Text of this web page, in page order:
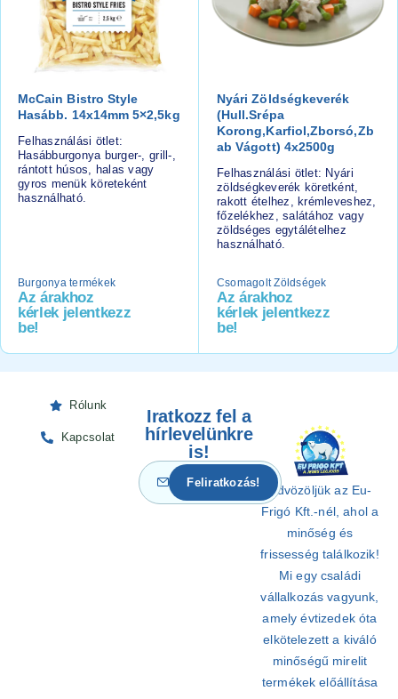
McCain Bistro Style
Hasább. 14x14mm 5×2,5kg
Felhasználási ötlet:
Hasábburgonya burger-, grill-,
rántott húsos, halas vagy
gyros menük köreteként
használható.
Burgonya termékek
Az árakhoz
kérlek jelentkezz
be!
Nyári Zöldségkeverék
(hull.srépa
Korong,karfiol,zborsó,zb
Ab Vágott) 4x2500g
Felhasználási ötlet: Nyári
zöldségkeverék köretként,
rakott ételhez, krémleveshez,
főzelékhez, salátához vagy
zöldséges egytálételhez
használható.
Csomagolt Zöldségek
Az árakhoz
kérlek jelentkezz
be!
Rólunk
Kapcsolat
Üdvözöljük az Eu-
Frigó Kft.-nél, ahol a
minőség és
frissesség találkozik!
Mi egy családi
vállalkozás vagyunk,
amely évtizedek óta
elkötelezett a kiváló
minőségű mirelit
termékek előállítása
Iratkozz fel a
hírlevelünkre
is!